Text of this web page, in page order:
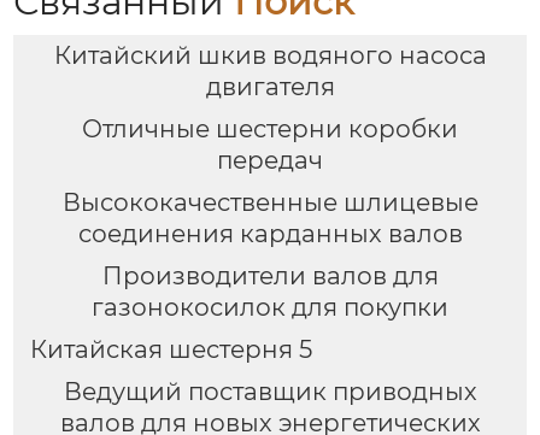
Китайский шкив водяного насоса
двигателя
Отличные шестерни коробки
передач
Высококачественные шлицевые
соединения карданных валов
Производители валов для
газонокосилок для покупки
Китайская шестерня 5
Ведущий поставщик приводных
валов для новых энергетических